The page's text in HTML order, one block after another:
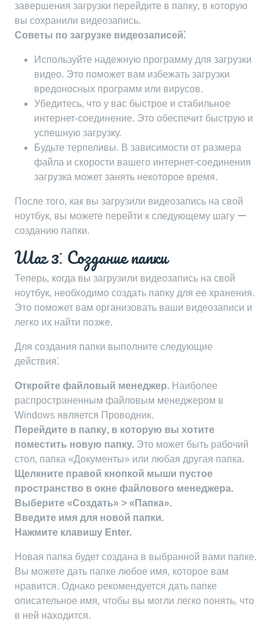
завершения загрузки перейдите в папку‚ в которую
вы сохранили видеозапись.
Советы по загрузке видеозаписей⁚
Используйте надежную программу для загрузки
видео. Это поможет вам избежать загрузки
вредоносных программ или вирусов.
Убедитесь‚ что у вас быстрое и стабильное
интернет-соединение. Это обеспечит быструю и
успешную загрузку.
Будьте терпеливы. В зависимости от размера
файла и скорости вашего интернет-соединения
загрузка может занять некоторое время.
После того‚ как вы загрузили видеозапись на свой
ноутбук‚ вы можете перейти к следующему шагу ー
созданию папки.
Шаг 3⁚ Создание папки
Теперь‚ когда вы загрузили видеозапись на свой
ноутбук‚ необходимо создать папку для ее хранения.
Это поможет вам организовать ваши видеозаписи и
легко их найти позже.
Для создания папки выполните следующие
действия⁚
Откройте файловый менеджер. Наиболее
распространенным файловым менеджером в
Windows является Проводник.
Перейдите в папку‚ в которую вы хотите
поместить новую папку. Это может быть рабочий
стол‚ папка «Документы» или любая другая папка.
Щелкните правой кнопкой мыши пустое
пространство в окне файлового менеджера.
Выберите «Создать» > «Папка».
Введите имя для новой папки.
Нажмите клавишу Enter.
Новая папка будет создана в выбранной вами папке.
Вы можете дать папке любое имя‚ которое вам
нравится. Однако рекомендуется дать папке
описательное имя‚ чтобы вы могли легко понять‚ что
в ней находится.